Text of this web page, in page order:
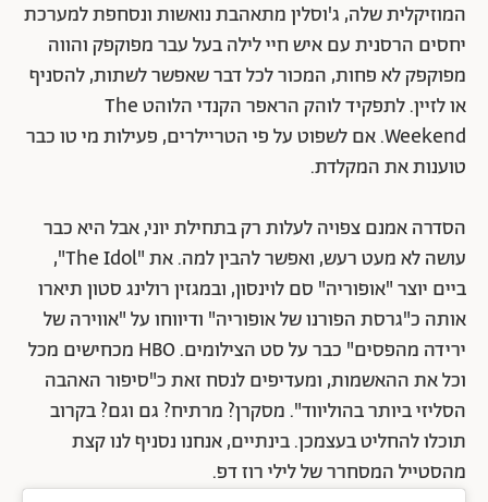
המוזיקלית שלה, ג'וסלין מתאהבת נואשות ונסחפת למערכת
יחסים הרסנית עם איש חיי לילה בעל עבר מפוקפק והווה
מפוקפק לא פחות, המכור לכל דבר שאפשר לשתות, להסניף
או לזיין. לתפקיד לוהק הראפר הקנדי הלוהט The
Weekend. אם לשפוט על פי הטריילרים, פעילות מי טו כבר
טוענות את המקלדת.
הסדרה אמנם צפויה לעלות רק בתחילת יוני, אבל היא כבר
עושה לא מעט רעש, ואפשר להבין למה. את "The Idol",
ביים יוצר "אופוריה" סם לוינסון, ובמגזין רולינג סטון תיארו
אותה כ"גרסת הפורנו של אופוריה" ודיווחו על "אווירה של
ירידה מהפסים" כבר על סט הצילומים. HBO מכחישים מכל
וכל את ההאשמות, ומעדיפים לנסח זאת כ"סיפור האהבה
הסליזי ביותר בהוליווד". מסקרן? מרתיח? גם וגם? בקרוב
תוכלו להחליט בעצמכן. בינתיים, אנחנו נסניף לנו קצת
מהסטייל המסחרר של לילי רוז דפ.